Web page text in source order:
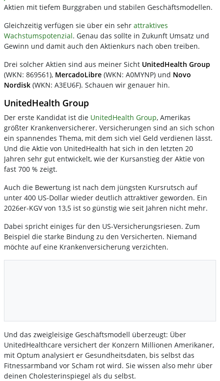
Aktien mit tiefem Burggraben und stabilen Geschäftsmodellen.
Gleichzeitig verfügen sie über ein sehr attraktives
Wachstumspotenzial. Genau das sollte in Zukunft Umsatz und
Gewinn und damit auch den Aktienkurs nach oben treiben.
Drei solcher Aktien sind aus meiner Sicht UnitedHealth Group
(WKN: 869561), MercadoLibre (WKN: A0MYNP) und Novo
Nordisk (WKN: A3EU6F). Schauen wir genauer hin.
UnitedHealth Group
Der erste Kandidat ist die UnitedHealth Group, Amerikas
größter Krankenversicherer. Versicherungen sind an sich schon
ein spannendes Thema, mit dem sich viel Geld verdienen lässt.
Und die Aktie von UnitedHealth hat sich in den letzten 20
Jahren sehr gut entwickelt, wie der Kursanstieg der Aktie von
fast 700 % zeigt.
Auch die Bewertung ist nach dem jüngsten Kursrutsch auf
unter 400 US-Dollar wieder deutlich attraktiver geworden. Ein
2026er-KGV von 13,5 ist so günstig wie seit Jahren nicht mehr.
Dabei spricht einiges für den US-Versicherungsriesen. Zum
Beispiel die starke Bindung zu den Versicherten. Niemand
möchte auf eine Krankenversicherung verzichten.
Und das zweigleisige Geschäftsmodell überzeugt: Über
UnitedHealthcare versichert der Konzern Millionen Amerikaner,
mit Optum analysiert er Gesundheitsdaten, bis selbst das
Fitnessarmband vor Scham rot wird. Sie wissen also mehr über
deinen Cholesterinspiegel als du selbst.